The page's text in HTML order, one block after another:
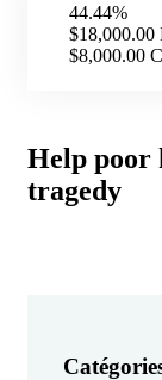
44.44%
$18,000.00
$8,000.00
Help poor
tragedy